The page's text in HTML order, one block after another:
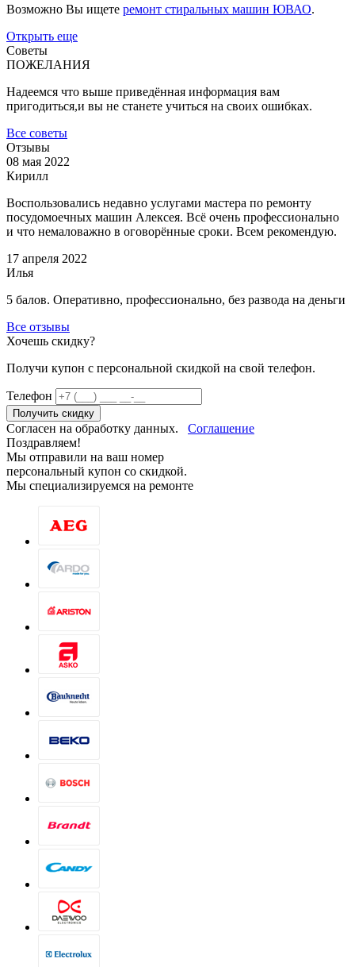
Возможно Вы ищете ремонт стиральных машин ЮВАО.
Открыть еще
Советы
ПОЖЕЛАНИЯ
Надеемся что выше приведённая информация вам
пригодиться,и вы не станете учиться на своих ошибках.
Все советы
Отзывы
08 мая 2022
Кирилл
Воспользовались недавно услугами мастера по ремонту
посудомоечных машин Алексея. Всё очень профессионально
и что немаловажно в оговорённые сроки. Всем рекомендую.
17 апреля 2022
Илья
5 балов. Оперативно, профессионально, без развода на деньги
Все отзывы
Хочешь скидку?
Получи купон c персональной скидкой на свой телефон.
Телефон
Получить скидку
Согласен на обработку данных. Соглашение
Поздравляем!
Мы отправили на ваш номер
персональный купон со скидкой.
Мы специализируемся на ремонте